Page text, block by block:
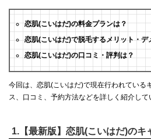
恋肌(こいはだ)の料金プランは？
恋肌(こいはだ)で脱毛するメリット・デ
恋肌(こいはだ)の口コミ・評判は？
今回は、恋肌(こいはだ)で現在行われている
ス、口コミ、予約方法などを詳しく紹介して
1.【最新版】恋肌(こいはだ)のキ